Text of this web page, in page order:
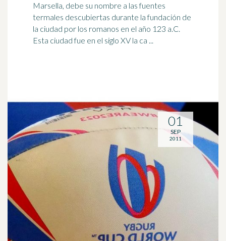
Marsella, debe su nombre a las fuentes
termales descubiertas durante la fundación de
la ciudad por los romanos en el año 123 a.C.
Esta ciudad fue en el siglo XV la ca ...
01
SEP
2011